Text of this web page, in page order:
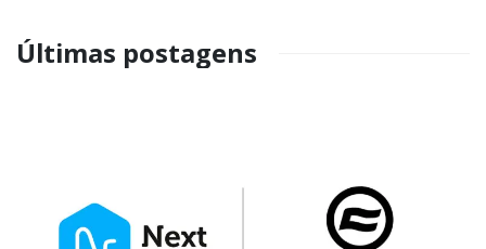
Últimas postagens